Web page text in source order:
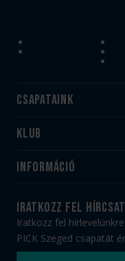
Csapataink
Felnőtt
Utánpótlás
Klub
#HandballFamily
Munkatársaink
PICK Aréna
Sajtóakkreditáció
Információ
Jegy- és bérletvásárlás
Webshop
iratkozz fel
Iratkozz fel
PICK Szeged csapatát